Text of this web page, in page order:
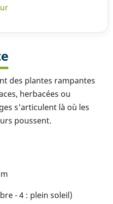
des plantes rampantes
herbacées ou
s'articulent là où les
poussent.
- 4 : plein soleil)